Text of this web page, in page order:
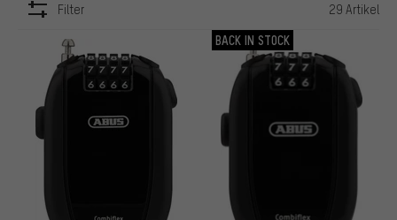
Filter 29 Artikel
ARTIKEL BACK IN STOCK